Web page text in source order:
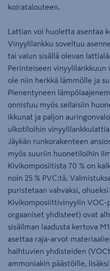
koiratalouteen.
Lattian voi huoletta asentaa
Vinyylilankku soveltuu
tai valun sisällä olevan
Perinteiseen
ole niin herkkä lämmölle ja
Pienentyneen
onnistuu myös sellaisiin
ikkunat ja paljon
ulkotiloihin
Jäykän runkorakenteen
myös suuriin huonetiloihin
Kivikomposiitista 70 % on
noin 25 % PVC:tä.
puristetaan vahvaksi,
Kivikomposiittivinyylin VOC-
orgaaniset yhdisteet) ovat
sisäilman laadusta kertova
asettaa raja-arvot
haihtuvien yhdisteiden
ammoniakin päästöille,